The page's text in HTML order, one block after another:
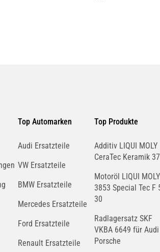
Top Automarken
Audi Ersatzteile
VW Ersatzteile
BMW Ersatzteile
Mercedes Ersatzteile
Ford Ersatzteile
Renault Ersatzteile
Top Produkte
Additiv LIQUI MOLY
CeraTec Keramik
Motoröl LIQUI MOLY
3853 Special Tec F
30
Radlagersatz SKF
VKBA 6649 für Audi
Porsche